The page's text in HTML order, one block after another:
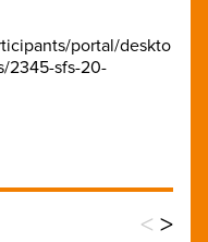
portal/deskto
2345-sfs-20-
< >